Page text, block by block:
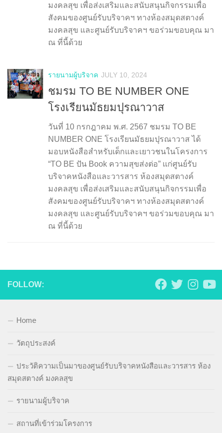
มงคลสุข เพื่อส่งเสริมและสนับสนุนกิจกรรมเพื่อ
สังคมของศูนย์รับบริจาคฯ ทางห้องสมุดสตางค์
มงคลสุข และศูนย์รับบริจาคฯ ขอร่วมขอบคุณ มา
ณ ที่นี้ด้วย
รายนามผู้บริจาค JULY 10, 2024
ชมรม TO BE NUMBER ONE
โรงเรียนมัธยมปุรณาวาส
วันที่ 10 กรกฎาคม พ.ศ. 2567 ชมรม TO BE
NUMBER ONE โรงเรียนมัธยมปุรณาวาส ได้
มอบหนังสือสำหรับเด็กและเยาวชนในโครงการ
“TO BE ปัน Book ความสุขส่งต่อ” แก่ศูนย์รับ
บริจาคหนังสือและวารสาร ห้องสมุดสตางค์
มงคลสุข เพื่อส่งเสริมและสนับสนุนกิจกรรมเพื่อ
สังคมของศูนย์รับบริจาคฯ ทางห้องสมุดสตางค์
มงคลสุข และศูนย์รับบริจาคฯ ขอร่วมขอบคุณ มา
ณ ที่นี้ด้วย
FOLLOW:
Home
วัตถุประสงค์
ประวัติความเป็นมาของศูนย์รับบริจาคหนังสือและวารสาร ห้อง
สมุดสตางค์ มงคลสุข
รายนามผู้บริจาค
สถานที่เข้าร่วมโครงการ